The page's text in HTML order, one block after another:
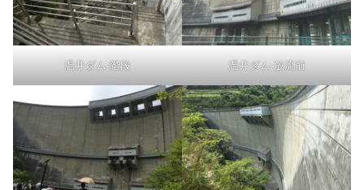
温井ダム-階段 温井ダム-放流前